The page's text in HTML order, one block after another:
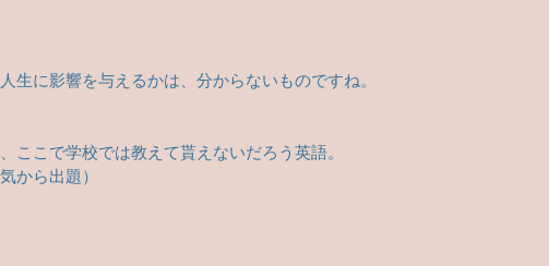
生に影響を与えるかは、分からないものですね。
ここで学校では教えて貰えないだろう英語。
から出題）